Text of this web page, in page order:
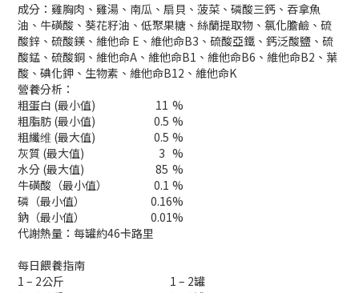
成分：雞胸肉、雞湯、南瓜、扇貝、菠菜、磷酸三鈣、吞拿魚
油、牛磺酸、葵花籽油、低聚果糖、絲蘭提取物、氯化膽鹼、硫
酸鋅、硫酸鎂、維他命 E、維他命B3、硫酸亞鐵、鈣泛酸鹽、硫
酸錳、硫酸銅、維他命A、維他命B1、維他命B6、維他命B2、葉
酸、碘化鉀、生物素、維他命B12、維他命K
營養分析：
粗蛋白 (最小值)
11 %
粗脂肪 (最小值)
0.5 %
粗纖维 (最大值)
0.5 %
灰質 (最大值)
3 %
水分 (最大值)
85 %
牛磺酸（最小值）
0.1 %
磷（最小值）
0.16%
鈉（最小值）
0.01%
代謝熱量：每罐約46卡路里
每日餵養指南
1 – 2公斤
1 – 2罐